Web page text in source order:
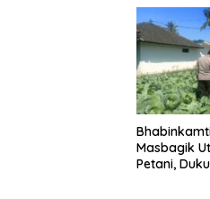
Masbagik
Petani,